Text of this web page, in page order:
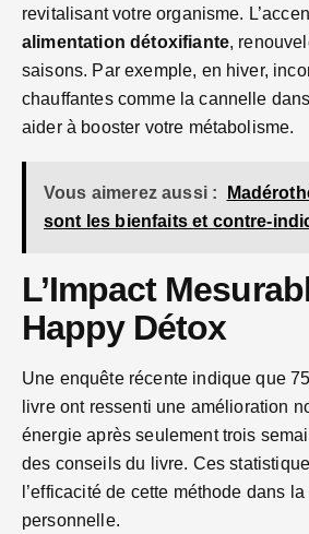
revitalisant votre organisme.
alimentation détoxifiante,
saisons. Par exemple, en hiver,
chauffantes comme la cannelle
aider à booster votre métabolisme.
Vous aimerez aussi :
sont les bienfaits et contre-
L’Impact
Happy Détox
Une enquête récente indique que
livre ont ressenti une amélioration
énergie après seulement trois
des conseils du livre. Ces
l’efficacité de cette méthode dans
personnelle.